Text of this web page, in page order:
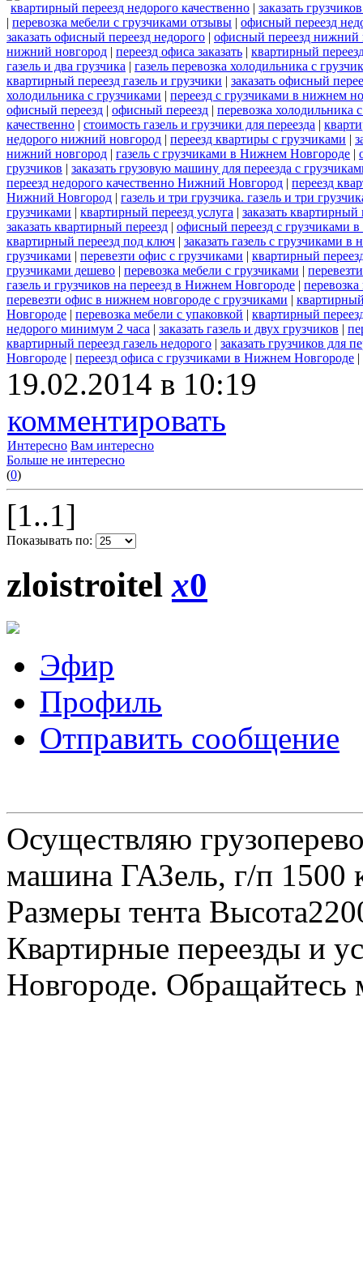
квартирный переезд недорого качественно | заказать
| перевозка мебели с грузчиками отзывы | офисный переезд
заказать офисный переезд недорого | офисный переезд нижний
нижний новгород | переезд офиса заказать | квартирный
газель и два грузчика | газель перевозка холодильника с
квартирный переезд газель и грузчики | заказать офисный
холодильника с грузчиками | переезд с грузчиками в нижнем
офисный переезд | офисный переезд | перевозка
качественно | стоимость газель и грузчики для переезда |
недорого нижний новгород | переезд квартиры с грузчиками |
нижний новгород | газель с грузчиками в Нижнем Новгороде |
грузчиков | заказать грузовую машину для переезда с
переезд недорого качественно Нижний Новгород | переезд
Нижний Новгород | газель и три грузчика. газель и три
грузчиками | квартирный переезд услуга | заказать
заказать квартирный переезд | офисный переезд с грузчиками
квартирный переезд под ключ | заказать газель с грузчиками
грузчиками | перевезти офис с грузчиками | квартирный
грузчиками дешево | перевозка мебели с грузчиками |
газель и грузчиков на переезд в Нижнем Новгороде |
перевезти офис в нижнем новгороде с грузчиками |
Новгороде | перевозка мебели с упаковкой | квартирный
недорого минимум 2 часа | заказать газель и двух грузчиков |
квартирный переезд газель недорого | заказать грузчиков для
Новгороде | переезд офиса с грузчиками в Нижнем Новгороде |
19.02.2014 в 10:19
комментировать
Интересно Вам интересно
Больше не интересно
(0)
[1..1]
Показывать по:
zloistroitelx0
Эфир
Профиль
Отправить сообщение
Осуществляю
машина ГАЗель, г/п 1500
Размеры тента
Квартирные переезды и
Новгороде.